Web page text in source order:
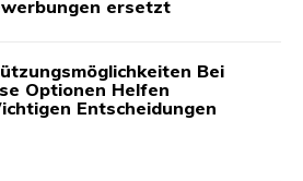
ersetzt
Bei
Optionen Helfen
Entscheidungen